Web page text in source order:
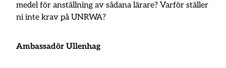
medel för anställning av sådana lärare? Varför ställer
ni inte krav på UNRWA?
Ambassadör Ullenhag